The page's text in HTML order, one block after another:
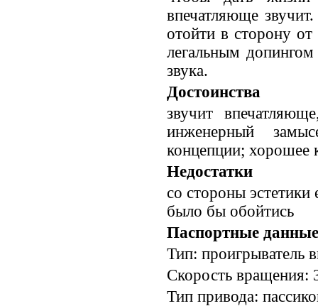
впечатляюще
отойти в сторону
легальным
звука.
Достоинства
звучит
инженерный
концепции; хорошее
Недостатки
со стороны
было бы обойтись
Паспортные данные
Тип: проигрыватель
Скорость
Тип привода: